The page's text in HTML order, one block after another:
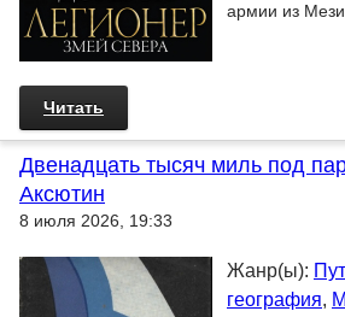
армии из
Читать
Двенадцать тысяч миль под
Аксютин
8 июля 2026, 19:33
Жанр(ы):
география,